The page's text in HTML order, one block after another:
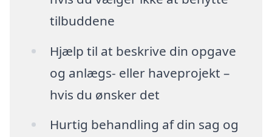
tilbuddene
Hjælp til at beskrive din opgave
og anlægs- eller haveprojekt –
hvis du ønsker det
Hurtig behandling af din sag og